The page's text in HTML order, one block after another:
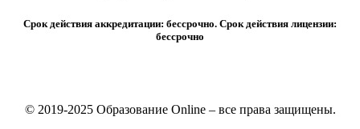
Срок действия аккредитации: бессрочно. Срок действия лицензии:
бессрочно
© 2019-2025 Образование Online – все права защищены.